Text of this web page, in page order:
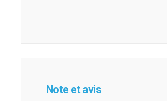
Note et avis